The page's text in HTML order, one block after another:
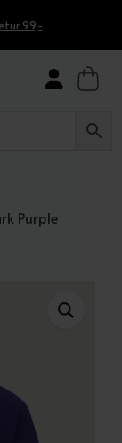
99,-
Purple